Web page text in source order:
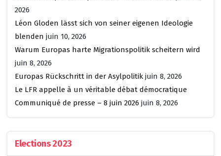
2026
Léon Gloden lässt sich von seiner eigenen Ideologie
blenden juin 10, 2026
Warum Europas harte Migrationspolitik scheitern wird
juin 8, 2026
Europas Rückschritt in der Asylpolitik juin 8, 2026
Le LFR appelle à un véritable débat démocratique
Communiqué de presse – 8 juin 2026 juin 8, 2026
Elections 2023